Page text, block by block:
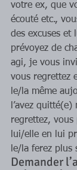
votre ex, que
écouté etc.,
des excuses et
prévoyez de
agi, je vous
vous regrettez
le/la même
l’avez quitté(e)
regrettez,
lui/elle en lui
le/la ferez plus
Demander